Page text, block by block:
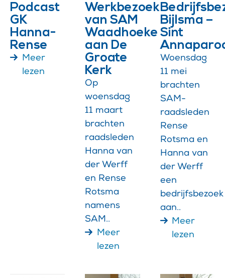
Podcast
GK
Hanna-
Rense
Meer
lezen
Werkbezoek
van SAM
Waadhoeke
aan De
Groate
Kerk
Op
woensdag
11 maart
brachten
raadsleden
Hanna van
der Werff
en Rense
Rotsma
namens
SAM..
Meer
lezen
Bijlsma –
Sint
Woensdag
11 mei
brachten
SAM-
raadsleden
Rense
Rotsma en
Hanna van
der Werff
een
bedrijfsbezoek
aan..
Meer
lezen